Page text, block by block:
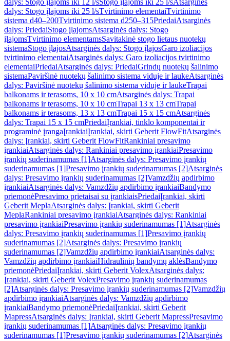
dalys: Stogo įlajoms iki 12 l/sStogo įlajoms iki 25 l/sAtsarginės
dalys: Stogo įlajoms iki 25 l/sTvirtinimo elementaiTvirtinimo
sistema d40–200Tvirtinimo sistema d250–315PriedaiAtsarginės
dalys: PriedaiStogo įlajomsAtsarginės dalys: Stogo
įlajomsTvirtinimo elementamsSavitakinė stogo lietaus nuotekų
sistemaStogo įlajosAtsarginės dalys: Stogo įlajosGaro izoliacijos
tvirtinimo elementaiAtsarginės dalys: Garo izoliacijos tvirtinimo
elementaiPriedaiAtsarginės dalys: PriedaiGrindų nuotekų šalinimo
sistemaPaviršinė nuotekų šalinimo sistema viduje ir laukeAtsarginės
dalys: Paviršinė nuotekų šalinimo sistema viduje ir laukeTrapai
balkonams ir terasoms, 10 x 10 cmAtsarginės dalys: Trapai
balkonams ir terasoms, 10 x 10 cmTrapai 13 x 13 cmTrapai
balkonams ir terasoms, 13 x 13 cmTrapai 15 x 15 cmAtsarginės
dalys: Trapai 15 x 15 cmPriedaiĮrankiai, tinklo komponentai ir
programinė įrangaĮrankiaiĮrankiai, skirti Geberit FlowFitAtsarginės
dalys: Įrankiai, skirti Geberit FlowFitRankiniai presavimo
įrankiaiAtsarginės dalys: Rankiniai presavimo įrankiaiPresavimo
įrankių suderinamumas [1]Atsarginės dalys: Presavimo įrankių
suderinamumas [1]Presavimo įrankių suderinamumas [2]Atsarginės
dalys: Presavimo įrankių suderinamumas [2]Vamzdžių apdirbimo
įrankiaiAtsarginės dalys: Vamzdžių apdirbimo įrankiaiBandymo
priemonėPresavimo prietaisai su įrankiaisPriedaiĮrankiai, skirti
Geberit MeplaAtsarginės dalys: Įrankiai, skirti Geberit
MeplaRankiniai presavimo įrankiaiAtsarginės dalys: Rankiniai
presavimo įrankiaiPresavimo įrankių suderinamumas [1]Atsarginės
dalys: Presavimo įrankių suderinamumas [1]Presavimo įrankių
suderinamumas [2]Atsarginės dalys: Presavimo įrankių
suderinamumas [2]Vamzdžių apdirbimo įrankiaiAtsarginės dalys:
Vamzdžių apdirbimo įrankiaiHidraulinių bandymų aklėsBandymo
priemonėPriedaiĮrankiai, skirti Geberit VolexAtsarginės dalys:
Įrankiai, skirti Geberit VolexPresavimo įrankių suderinamumas
[2]Atsarginės dalys: Presavimo įrankių suderinamumas [2]Vamzdžių
apdirbimo įrankiaiAtsarginės dalys: Vamzdžių apdirbimo
įrankiaiBandymo priemonėPriedaiĮrankiai, skirti Geberit
MapressAtsarginės dalys: Įrankiai, skirti Geberit MapressPresavimo
įrankių suderinamumas [1]Atsarginės dalys: Presavimo įrankių
suderinamumas [1]Presavimo įrankių suderinamumas [2]Atsarginės